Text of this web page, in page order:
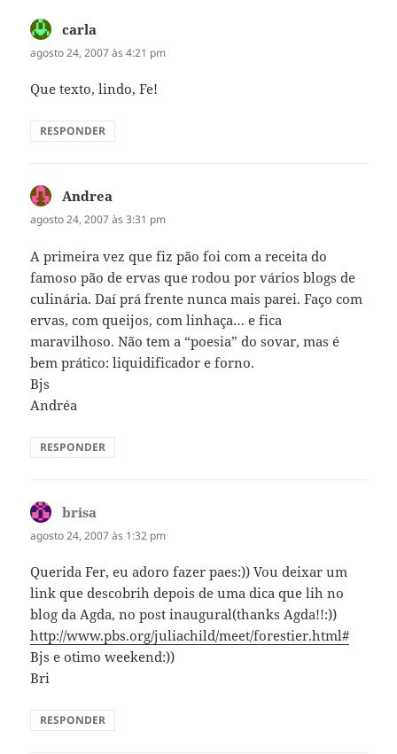
carla
agosto 24, 2007 às 4:21 pm
Que texto, lindo, Fe!
RESPONDER
Andrea
agosto 24, 2007 às 3:31 pm
A primeira vez que fiz pão foi com a receita do
famoso pão de ervas que rodou por vários blogs de
culinária. Daí prá frente nunca mais parei. Faço com
ervas, com queijos, com linhaça… e fica
maravilhoso. Não tem a “poesia” do sovar, mas é
bem prático: liquidificador e forno.
Bjs
Andréa
RESPONDER
brisa
agosto 24, 2007 às 1:32 pm
Querida Fer, eu adoro fazer paes:)) Vou deixar um
link que descobrih depois de uma dica que lih no
blog da Agda, no post inaugural(thanks Agda!!:))
http://www.pbs.org/juliachild/meet/forestier.html#
Bjs e otimo weekend:))
Bri
RESPONDER